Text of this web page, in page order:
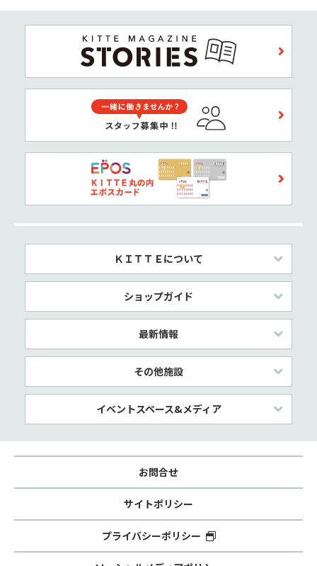
ＫＩＴＴＥについて
ショップガイド
最新情報
その他施設
イベントスペース&メディア
お問合せ
サイトポリシー
プライバシーポリシー